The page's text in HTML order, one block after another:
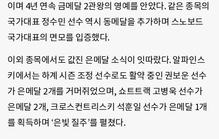
이며 4년 연속 금메달 2관왕의 영예를 안았다. 같은 종목의
국가대표 정수민 선수 역시 동메달을 추가하며 스노보드
국가대표의 면모를 입증했다.
이외 종목에서도 값진 은메달 소식이 잇따랐다. 알파인스
키에서는 하계 시즌 조정 선수로도 활약 중인 권보운 선수
가 은메달 2개를 거머쥐었으며, 쇼트트랙 고병욱 선수가
은메달 2개, 크로스컨트리스키 석훈일 선수가 은메달 1개
를 획득하며 ‘은빛 질주’를 펼쳤다.